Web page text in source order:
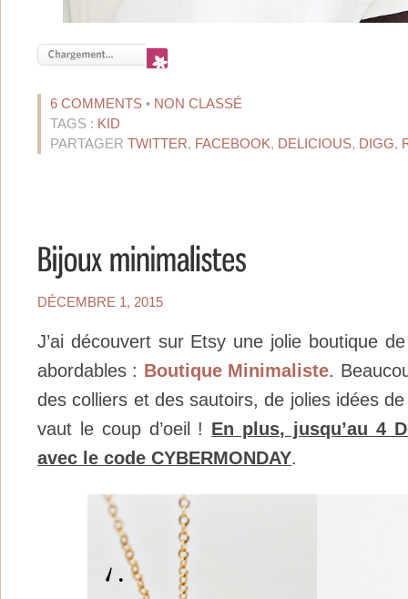
6 COMMENTS • NON CLASSÉ
TAGS : KID
PARTAGER TWITTER, FACEBOOK, DELICIOUS, DIGG,
DÉCEMBRE 1, 2015
J’ai découvert sur Etsy une jolie boutique
abordables : Boutique Minimaliste.
des colliers et des sautoirs, de jolies idées
vaut le coup d’oeil ! En plus, jusqu’au 4
avec le code CYBERMONDAY.